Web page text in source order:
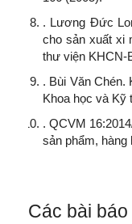
. Lương Đức
cho sản xuất xi
thư viện KHCN-
. Bùi Văn Chén.
Khoa học và Kỹ
. QCVM
sản phẩm, hàng
Các bài